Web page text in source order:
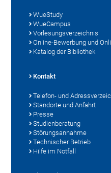
WueStudy
WueCampus
Vorlesungsverzeichnis
Online-Bewerbung und
Katalog der Bibliothek
Kontakt
Telefon- und
Standorte und Anfahrt
Presse
Studienberatung
Störungsannahme
Technischer Betrieb
Hilfe im Notfall